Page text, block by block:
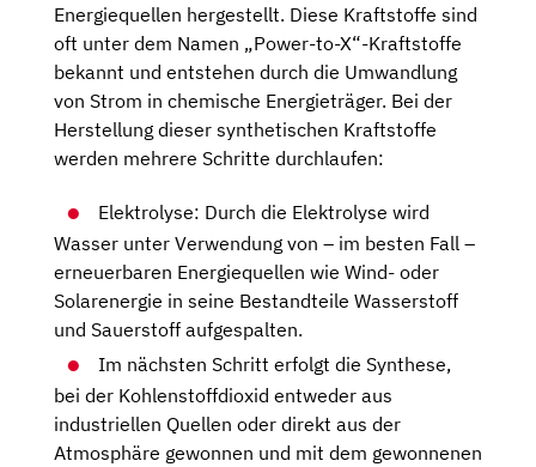
Energiequellen hergestellt. Diese Kraftstoffe sind
oft unter dem Namen „Power-to-X“-Kraftstoffe
bekannt und entstehen durch die Umwandlung
von Strom in chemische Energieträger. Bei der
Herstellung dieser synthetischen Kraftstoffe
werden mehrere Schritte durchlaufen:
Elektrolyse: Durch die Elektrolyse wird
Wasser unter Verwendung von – im besten Fall –
erneuerbaren Energiequellen wie Wind- oder
Solarenergie in seine Bestandteile Wasserstoff
und Sauerstoff aufgespalten.
Im nächsten Schritt erfolgt die Synthese,
bei der Kohlenstoffdioxid entweder aus
industriellen Quellen oder direkt aus der
Atmosphäre gewonnen und mit dem gewonnenen